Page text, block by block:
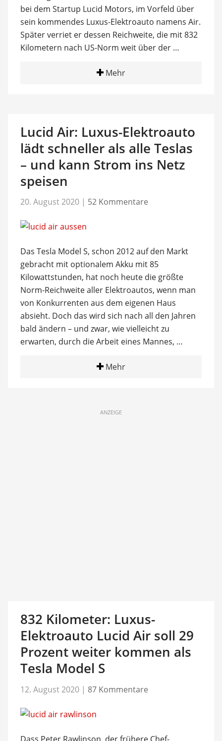
bei dem Startup Lucid Motors, im Vorfeld über
sein kommendes Luxus-Elektroauto namens Air.
Später verriet er dessen Reichweite, die mit 832
Kilometern nach US-Norm weit über der …
Mehr
Lucid Air: Luxus-Elektroauto
lädt schneller als alle Teslas
– und kann Strom ins Netz
speisen
20. August 2020 | 52 Kommentare
Das Tesla Model S, schon 2012 auf den Markt
gebracht mit optionalem Akku mit 85
Kilowattstunden, hat noch heute die größte
Norm-Reichweite aller Elektroautos, wenn man
von Konkurrenten aus dem eigenen Haus
absieht. Doch das wird sich nach all den Jahren
bald ändern – und zwar, wie vielleicht zu
erwarten, durch die Arbeit eines Mannes, …
Mehr
ANZEIGE
832 Kilometer: Luxus-
Elektroauto Lucid Air soll 29
Prozent weiter kommen als
Tesla Model S
12. August 2020 | 87 Kommentare
Dass Peter Rawlinson, der frühere Chef-